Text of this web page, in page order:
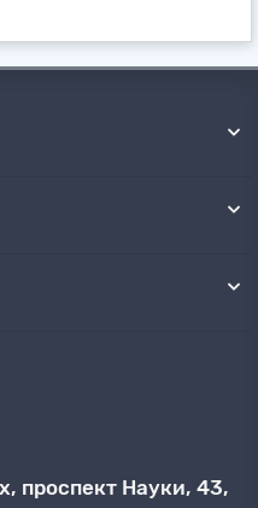
проспект Науки, 43,